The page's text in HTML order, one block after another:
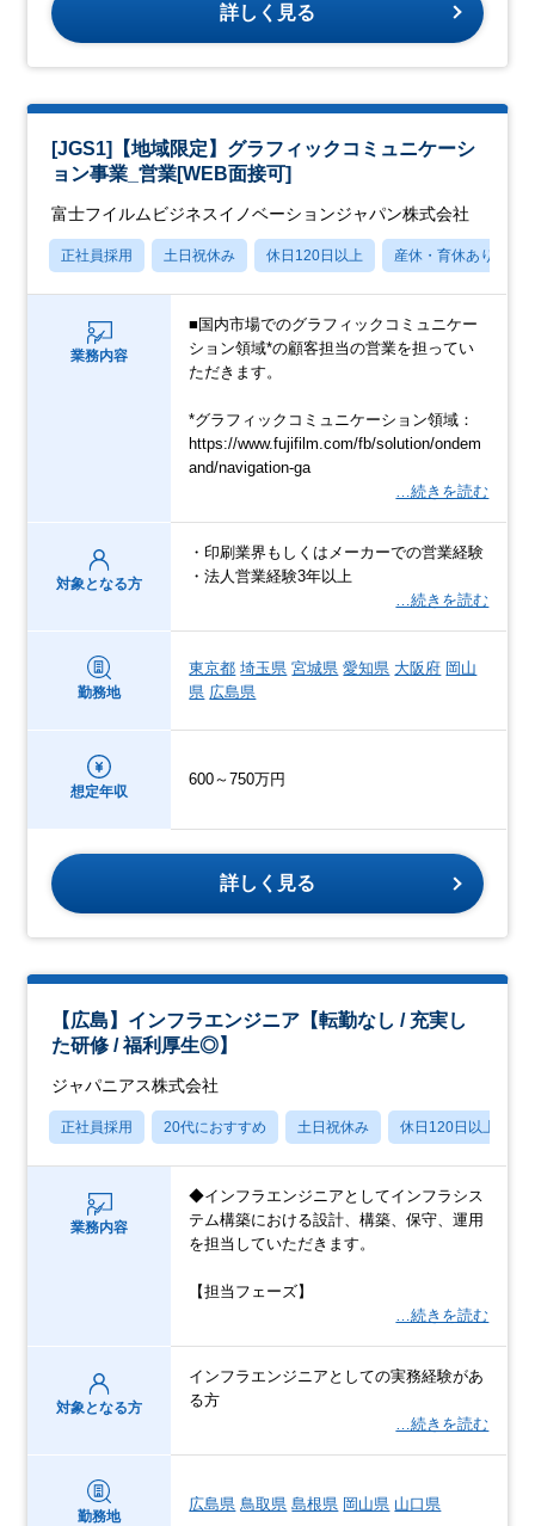
詳しく見る
[JGS1]【地域限定】グラフィックコミュニケーシ
ョン事業_営業[WEB面接可]
富士フイルムビジネスイノベーションジャパン株式会社
正社員採用 土日祝休み 休日120日以上 産休・育休あり
業務内容
■国内市場でのグラフィックコミュニケー
ション領域*の顧客担当の営業を担ってい
ただきます。
*グラフィックコミュニケーション領域：
https://www.fujifilm.com/fb/solution/ondem
and/navigation-ga
…続きを読む
対象となる方
・印刷業界もしくはメーカーでの営業経験
・法人営業経験3年以上
…続きを読む
勤務地
東京都 埼玉県 宮城県 愛知県 大阪府 岡山
県 広島県
想定年収
600～750万円
詳しく見る
【広島】インフラエンジニア【転勤なし / 充実し
た研修 / 福利厚生◎】
ジャパニアス株式会社
正社員採用 20代におすすめ 土日祝休み 休日120日以上
業務内容
◆インフラエンジニアとしてインフラシス
テム構築における設計、構築、保守、運用
を担当していただきます。
【担当フェーズ】
…続きを読む
対象となる方
インフラエンジニアとしての実務経験があ
る方
…続きを読む
勤務地
広島県 鳥取県 島根県 岡山県 山口県